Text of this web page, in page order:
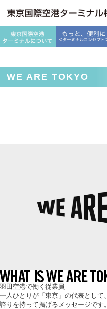
WE ARE TOKYO
羽田空港で働く従業員
一人ひとりが「東京」の代表として、
誇りを持って掲げるメッセージです。